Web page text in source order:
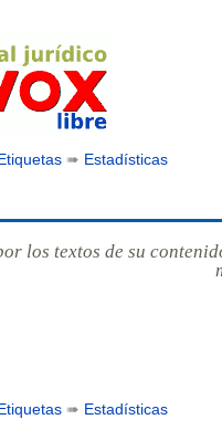
➠ Estadísticas
los textos de su
➠ Estadísticas